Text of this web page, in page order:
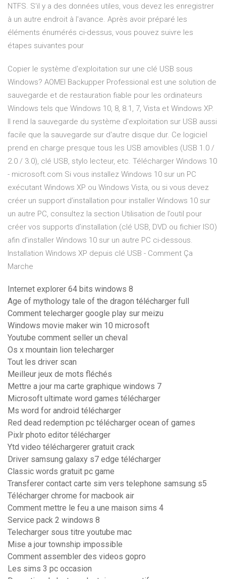
NTFS. S'il y a des données utiles, vous devez les enregistrer
à un autre endroit à l'avance. Après avoir préparé les
éléments énumérés ci-dessus, vous pouvez suivre les
étapes suivantes pour
Copier le système d'exploitation sur une clé USB sous
Windows? AOMEI Backupper Professional est une solution de
sauvegarde et de restauration fiable pour les ordinateurs
Windows tels que Windows 10, 8, 8.1, 7, Vista et Windows XP.
Il rend la sauvegarde du système d'exploitation sur USB aussi
facile que la sauvegarde sur d'autre disque dur. Ce logiciel
prend en charge presque tous les USB amovibles (USB 1.0 /
2.0 / 3.0), clé USB, stylo lecteur, etc. Télécharger Windows 10
- microsoft.com Si vous installez Windows 10 sur un PC
exécutant Windows XP ou Windows Vista, ou si vous devez
créer un support d’installation pour installer Windows 10 sur
un autre PC, consultez la section Utilisation de l’outil pour
créer vos supports d’installation (clé USB, DVD ou fichier ISO)
afin d’installer Windows 10 sur un autre PC ci-dessous.
Installation Windows XP depuis clé USB - Comment Ça
Marche
Internet explorer 64 bits windows 8
Age of mythology tale of the dragon télécharger full
Comment telecharger google play sur meizu
Windows movie maker win 10 microsoft
Youtube comment seller un cheval
Os x mountain lion telecharger
Tout les driver scan
Meilleur jeux de mots fléchés
Mettre a jour ma carte graphique windows 7
Microsoft ultimate word games télécharger
Ms word for android télécharger
Red dead redemption pc télécharger ocean of games
Pixlr photo editor télécharger
Ytd video téléchargerer gratuit crack
Driver samsung galaxy s7 edge télécharger
Classic words gratuit pc game
Transferer contact carte sim vers telephone samsung s5
Télécharger chrome for macbook air
Comment mettre le feu a une maison sims 4
Service pack 2 windows 8
Telecharger sous titre youtube mac
Mise a jour township impossible
Comment assembler des videos gopro
Les sims 3 pc occasion